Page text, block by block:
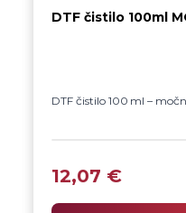
DTF čistilo 100ml
DTF čistilo 100 ml –
življenjsko dobo in
12,07 €